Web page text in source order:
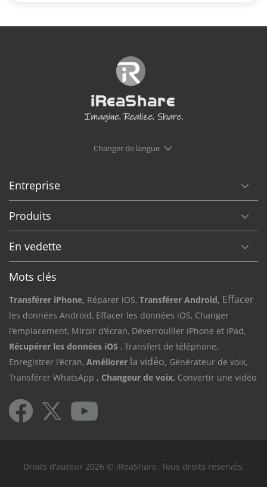
Changer de langue
Entreprise
Produits
En vedette
Mots clés
Transférer iPhone, Réparer iOS, Transférer Android, Effacer
les données Android, Effacer les données iOS, Changer
l'emplacement, Miroir d'écran, Déverrouiller iPhone et iPad,
Récupérer les données iOS , Transfert de téléphone,
Enregistrer l'écran, Améliorer la vidéo, Générateur de voix,
Transférer WhatsApp , Changeur de voix, Convertir une vidéo
Droits d'auteur 2026 © iReaShare. Tous droits réservés.